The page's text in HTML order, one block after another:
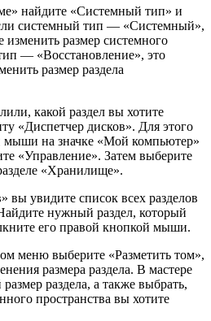
найдите «Системный тип» и
системный тип — «Системный»,
изменить размер системного
— «Восстановление», это
размер раздела
какой раздел вы хотите
«Диспетчер дисков». Для этого
мыши на значке «Мой компьютер»
«Управление». Затем выберите
«Хранилище».
вы увидите список всех разделов
нужный раздел, который
его правой кнопкой мыши.
меню выберите «Разметить том»,
размера раздела. В мастере
раздела, а также выбрать,
пространства вы хотите